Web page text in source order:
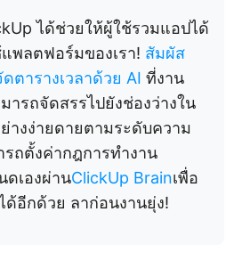
ได้ช่วยให้ผู้ใช้รวมแอปได้
พลตฟอร์มของเรา! สัมผัส
ตารางเวลาด้วย AI ที่งาน
ารถจัดสรรไปยังช่องว่างใน
งง่ายดายตามระดับความ
ถตั้งค่ากฎการทำงาน
เองผ่านClickUp Brainเพื่อ
ด้อีกด้วย ลาก่อนงานยุ่ง!